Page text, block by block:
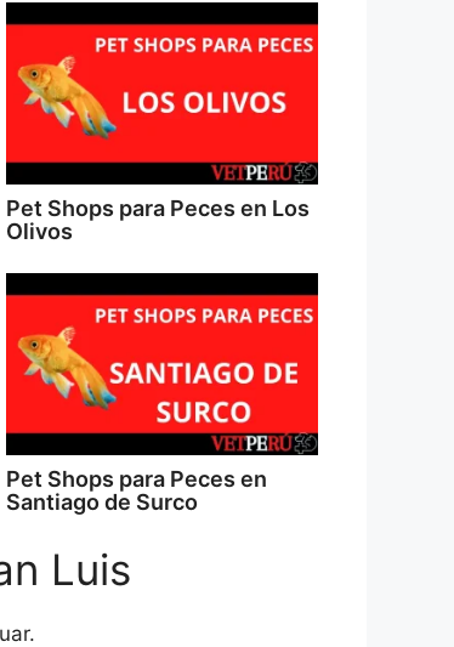
Pet Shops para Peces en Los
Olivos
Pet Shops para Peces en
Santiago de Surco
Luis